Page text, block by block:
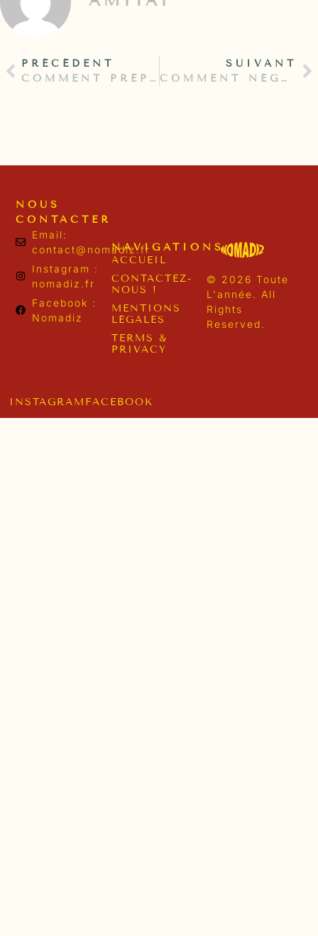
PRÉCÉDENT
COMMENT PRÉPARER VOTRE TOUR DU MONDE : GUIDE COMPLET
SUIVANT
COMMENT NÉGOCIER LE PRIX DE SON LOGEMENT À L’ÉTRANGER
© 2026 Toute
L'année. All
Rights
Reserved.
NAVIGATIONS
ACCUEIL
CONTACTEZ-
NOUS !
MENTIONS
LÉGALES
TERMS &
PRIVACY
NOUS
CONTACTER
Email:
contact@nomadiz.fr
Instagram :
nomadiz.fr
Facebook :
Nomadiz
INSTAGRAM FACEBOOK